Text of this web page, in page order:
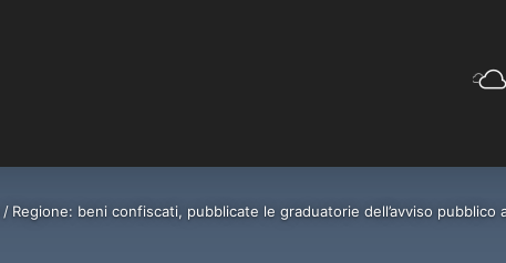
/ Regione: beni confiscati, pubblicate le graduatorie dell’avviso pubblico